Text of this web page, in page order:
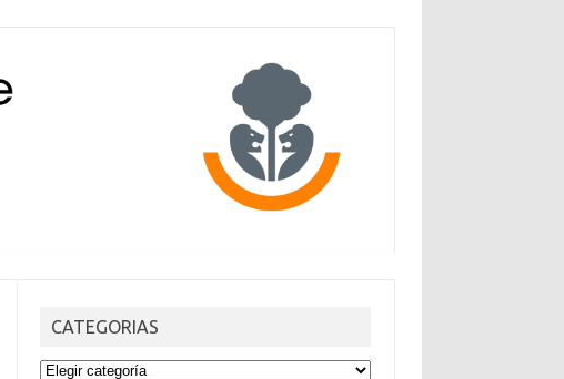
CATEGORIAS
CATEGORIAS